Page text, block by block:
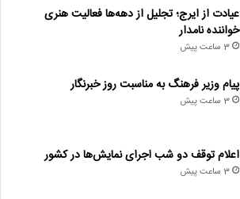
عیادت از ایرج؛ تجلیل از دهه‌ها فعالیت هنری
خواننده نامدار
3 ساعت پیش
پیام وزیر فرهنگ به مناسبت روز خبرنگار
3 ساعت پیش
اعلام توقف دو شب اجرای نمایش‌ها در کشور
3 ساعت پیش